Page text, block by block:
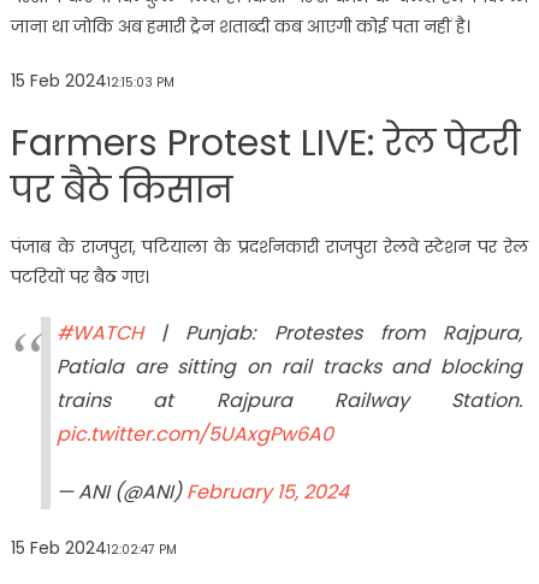
जाना था जोकि अब हमारी ट्रेन शताब्दी कब आएगी कोई पता नहीं है।
15 Feb 202412:15:03 PM
Farmers Protest LIVE: रेल पेटरी
पर बैठे किसान
पंजाब के राजपुरा, पटियाला के प्रदर्शनकारी राजपुरा रेलवे स्टेशन पर रेल
पटरियों पर बैठ गए।
#WATCH| Punjab: Protestes from Rajpura,
Patiala are sitting on rail tracks and blocking
trains at Rajpura Railway Station.
pic.twitter.com/5UAxgPw6A0
— ANI (@ANI)February 15, 2024
15 Feb 202412:02:47 PM